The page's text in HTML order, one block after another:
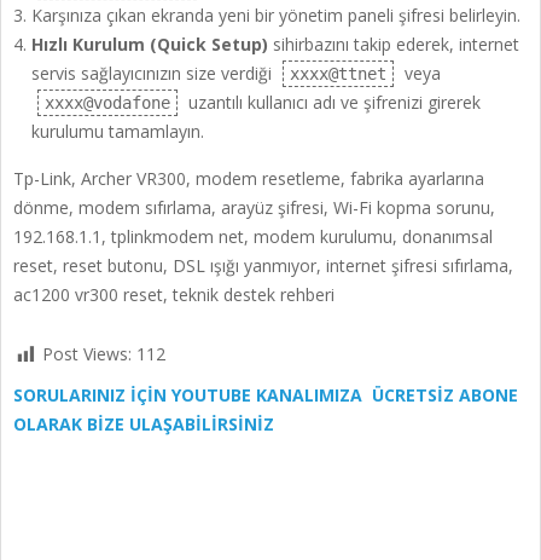
Karşınıza çıkan ekranda yeni bir yönetim paneli şifresi belirleyin.
Hızlı Kurulum (Quick Setup) sihirbazını takip ederek, internet
servis sağlayıcınızın size verdiği
xxxx@ttnet veya
xxxx@vodafone
uzantılı kullanıcı adı ve şifrenizi girerek
kurulumu tamamlayın.
Tp-Link, Archer VR300, modem resetleme, fabrika ayarlarına
dönme, modem sıfırlama, arayüz şifresi, Wi-Fi kopma sorunu,
192.168.1.1, tplinkmodem net, modem kurulumu, donanımsal
reset, reset butonu, DSL ışığı yanmıyor, internet şifresi sıfırlama,
ac1200 vr300 reset, teknik destek rehberi
Post Views: 112
SORULARINIZ İÇİN YOUTUBE KANALIMIZA ÜCRETSİZ ABONE
OLARAK BİZE ULAŞABİLİRSİNİZ